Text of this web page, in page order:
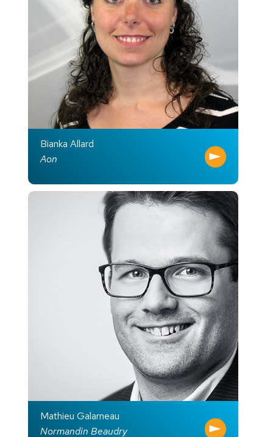
Bianka Allard
Aon
Mathieu Galarneau
Normandin Beaudry